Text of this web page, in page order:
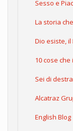
Sesso e
La storia
Dio esiste,
10 cose
Sei di
Alcatraz
English Blog